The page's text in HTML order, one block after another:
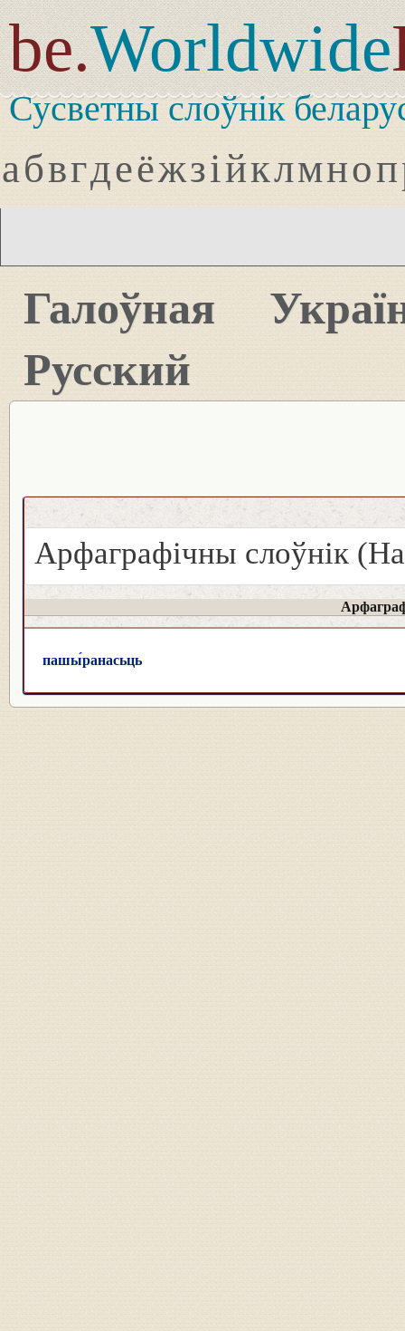
be.Worldwide
Сусветны слоўнік
абвгдеёжзійклмноп
Галоўная
Русский
Арфаграфічны слоўнік
пашы́ранасьць